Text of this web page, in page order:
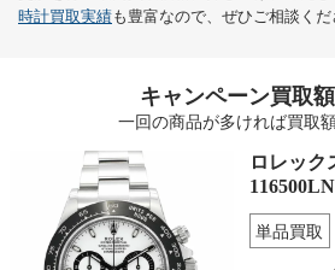
時計買取実績も豊富なので、ぜひご相談くだ
キャンペーン買取
一回の商品が多ければ買取
ロレッ
単品買取